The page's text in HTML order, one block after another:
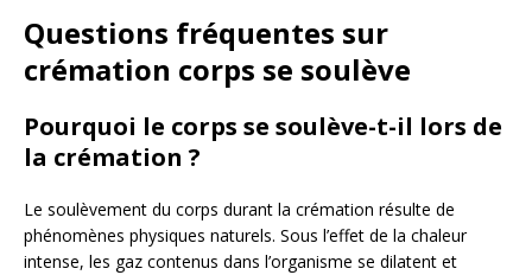
Questions fréquentes sur
crémation corps se soulève
Pourquoi le corps se soulève-t-il lors de
la crémation ?
Le soulèvement du corps durant la crémation résulte de
phénomènes physiques naturels. Sous l’effet de la chaleur
intense, les gaz contenus dans l’organisme se dilatent et